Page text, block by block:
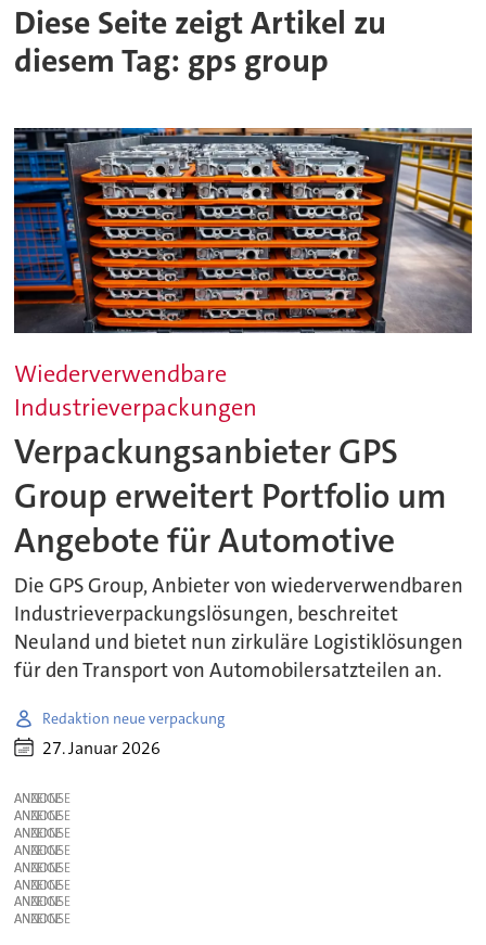
Diese Seite zeigt Artikel zu
diesem Tag: gps group
Wiederverwendbare
Industrieverpackungen
Verpackungsanbieter GPS
Group erweitert Portfolio um
Angebote für Automotive
Die GPS Group, Anbieter von wiederverwendbaren
Industrieverpackungslösungen, beschreitet
Neuland und bietet nun zirkuläre Logistiklösungen
für den Transport von Automobilersatzteilen an.
Redaktion neue verpackung
27. Januar 2026
ANZEIGE
ANZEIGE
ANZEIGE
ANZEIGE
ANZEIGE
ANZEIGE
ANZEIGE
ANZEIGE